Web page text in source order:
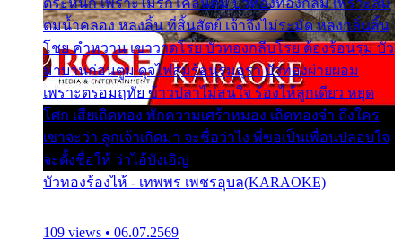
ตมน้ำคลอง หลงลิ้น ที่สิ้นสัตย์ เจ้าจึงไม่ระมัด หลงกลิ่นลิ้น
โชย คำหวาน เขาวาดโรย บัวทองกลีบโรย ต้องร้อนรุม บัว
มาบานก่อนตูม ดุจไฟสุมร้อนรุมอุรา บัวทองผ่ายผอม
เพราะตรอมฤทัย ข้าวปลาไม่สนใจ ร้องไห้ลูกเดียว หยุด
โศก เสียเถิดทอง พักความเศร้าหมอง เถิดทองจ๋า ถึงใคร
เขาจะว่า ลูกเจ้าเกิดมา จะชื่อว่าไง พี่ขอเป็นเพื่อนปลอบใจ
จะตั้งชื่อให้ ว่าไอ้บังเอิญ
บัวทองร้องไห้ - เทพพร เพชรอุบล(KARAOKE)
109 views • 06.07.2569